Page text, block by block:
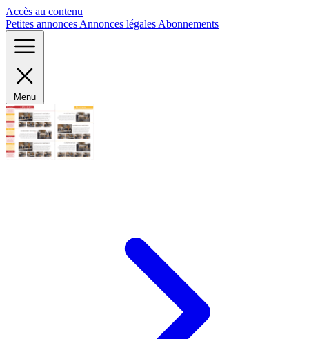
Accès au contenu
Petites annonces Annonces légales Abonnements
Menu
Panneau de gestion des cookies